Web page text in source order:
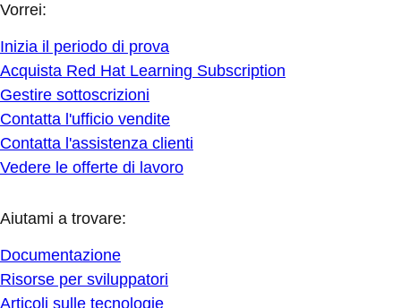
Vorrei:
Inizia il periodo di prova
Acquista Red Hat Learning Subscription
Gestire sottoscrizioni
Contatta l'ufficio vendite
Contatta l'assistenza clienti
Vedere le offerte di lavoro
Aiutami a trovare:
Documentazione
Risorse per sviluppatori
Articoli sulle tecnologie